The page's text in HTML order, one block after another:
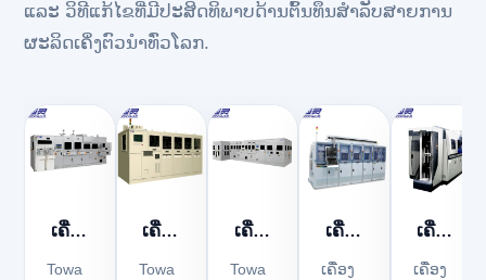
ແລະ ວິທີແກ້ໄຂທີ່ມີປະສິດທິພາບດ້ານຕົ້ນທຶນສຳລັບສາຍການ
ຜະລິດເຄິ່ງຕົວນຳທົ່ວໂລກ.
ເຄື່ອງ
Towa
ເຄື່ອງ
Towa
ເຄື່ອງ
Towa
ເຄື່ອງ
ປະທັບ
ເຄື່ອງ
ເຄື່ອງ
ປະທັບ
ເຄື່ອງ